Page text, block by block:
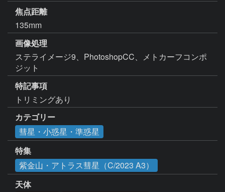
焦点距離
135mm
画像処理
ステライメージ9、PhotoshopCC、メトカーフコンポ
ジット
特記事項
トリミングあり
カテゴリー
彗星・小惑星・準惑星
特集
紫金山・アトラス彗星（C/2023 A3）
天体